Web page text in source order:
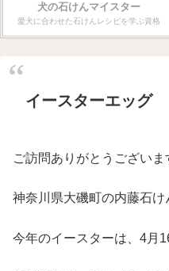
犬の石けんマイスター
愛犬に合わせた石けんレシピを学ぶ資格
イースターエッグ
ご訪問ありがとうございま
神奈川県大磯町の内藤石け
今年のイースターは、4月